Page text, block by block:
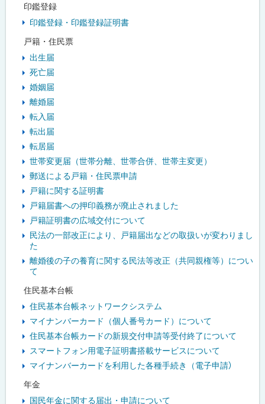
印鑑登録
印鑑登録・印鑑登録証明書
戸籍・住民票
出生届
死亡届
婚姻届
離婚届
転入届
転出届
転居届
世帯変更届（世帯分離、世帯合併、世帯主変更）
郵送による戸籍・住民票申請
戸籍に関する証明書
戸籍届書への押印義務が廃止されました
戸籍証明書の広域交付について
民法の一部改正により、戸籍届出などの取扱いが変わりまし
た
離婚後の子の養育に関する民法等改正（共同親権等）につい
て
住民基本台帳
住民基本台帳ネットワークシステム
マイナンバーカード（個人番号カード）について
住民基本台帳カードの新規交付申請等受付終了について
スマートフォン用電子証明書搭載サービスについて
マイナンバーカードを利用した各種手続き（電子申請）
年金
国民年金に関する届出・申請について